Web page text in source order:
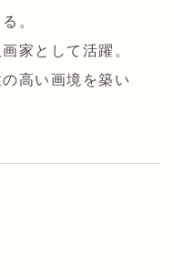
。
家として活躍。
高い画境を築い